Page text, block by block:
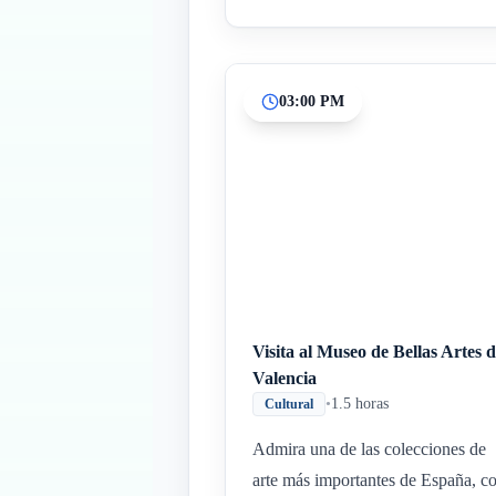
03:00 PM
Visita al Museo de Bellas Artes
Valencia
Cultural •1.5 horas
Admira una de las colecciones de
arte más importantes de España,